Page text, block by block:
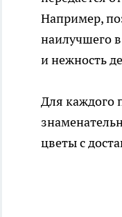
Например,
наилучшего
и нежность
Для каждого
цветыс